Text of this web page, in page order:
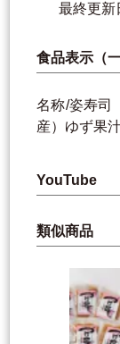
最終更新
食品表示（
名称/姿寿司
産）ゆず果
YouTube
類似商品